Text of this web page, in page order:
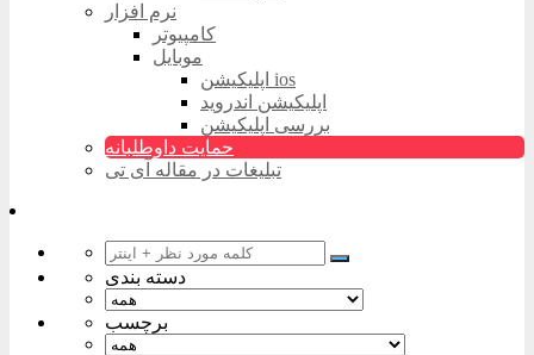
نرم افزار
کامپیوتر
موبایل
اپلیکیشن ios
اپلیکیشن اندروید
بررسی اپلیکیشن
حمایت داوطلبانه
تبلیغات در مقاله آی تی
دسته بندی
برچسب